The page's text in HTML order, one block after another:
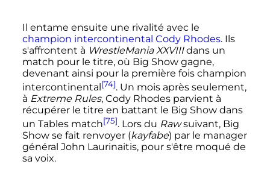
Il entame ensuite une rivalité avec le
champion intercontinental Cody Rhodes. Ils
s'affrontent à WrestleMania XXVIIIdans un
match pour le titre, où Big Show gagne,
devenant ainsi pour la première fois champion
intercontinental[74]. Un mois après seulement,
à Extreme Rules, Cody Rhodes parvient à
récupérer le titre en battant le Big Show dans
un Tables match[75]. Lors du Rawsuivant, Big
Show se fait renvoyer (kayfabe) par le manager
général John Laurinaitis, pour s'être moqué de
sa voix.